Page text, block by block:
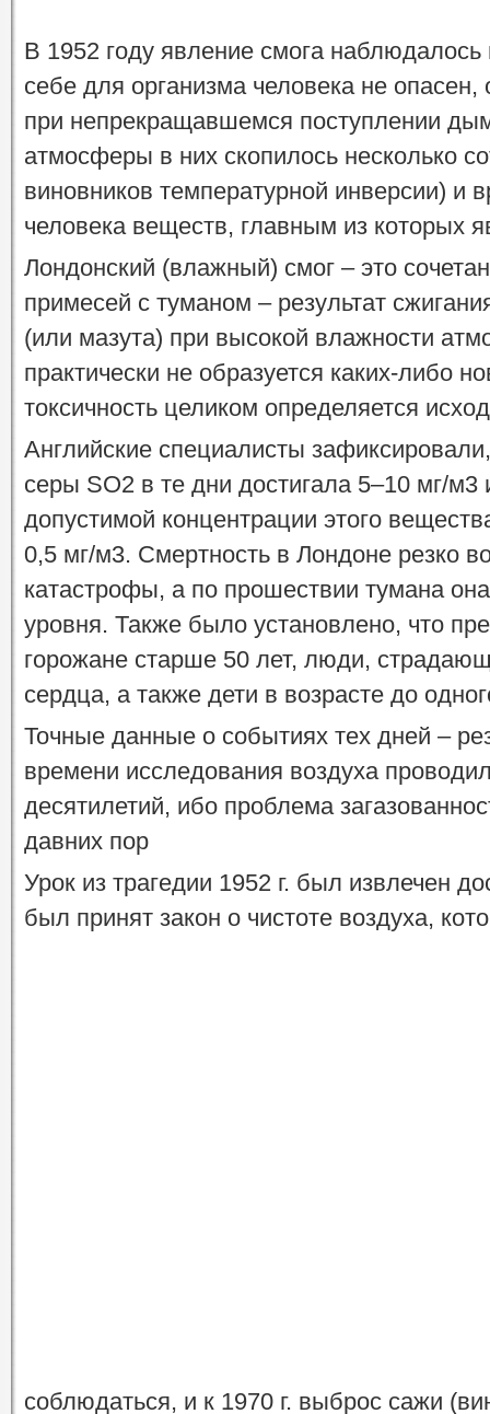
В 1952 году явление смога
себе для организма человека не опасен,
при непрекращавшемся поступлении
атмосферы в них скопилось несколько
виновников температурной инверсии) и
человека веществ, главным из которых
Лондонский (влажный) смог – это
примесей с туманом – результат
(или мазута) при высокой влажности
практически не образуется каких-либо
токсичность целиком определяется
Английские специалисты
серы SO2 в те дни достигала 5–10 мг/
допустимой концентрации этого
0,5 мг/м3. Смертность в Лондоне резко
катастрофы, а по прошествии тумана
уровня. Также было установлено, что
горожане старше 50 лет, люди,
сердца, а также дети в возрасте до
Точные данные о событиях тех дней –
времени исследования воздуха
десятилетий, ибо проблема
давних пор
Урок из трагедии 1952 г. был извлечен
был принят закон о чистоте воздуха,
соблюдаться, и к 1970 г. выброс сажи